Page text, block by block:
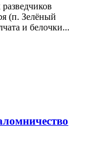
(п. Зелёный
и белочки...